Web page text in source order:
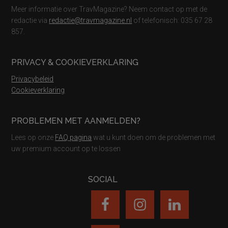
Meer informatie over TravMagazine? Neem contact op met de
redactie via redactie@travmagazine.nl of telefonisch: 035 67 28
857.
PRIVACY & COOKIEVERKLARING
Privacybeleid
Cookieverklaring
PROBLEMEN MET AANMELDEN?
Lees op onze FAQ pagina wat u kunt doen om de problemen met
uw premium account op te lossen
SOCIAL